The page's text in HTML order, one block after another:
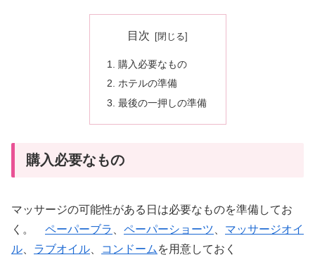
目次
購入必要なもの
ホテルの準備
最後の一押しの準備
購入必要なもの
マッサージの可能性がある日は必要なものを準備してお
く。 ペーパーブラ 、 ペーパーショーツ、 マッサージオイ
ル、 ラブオイル、 コンドームを用意しておく